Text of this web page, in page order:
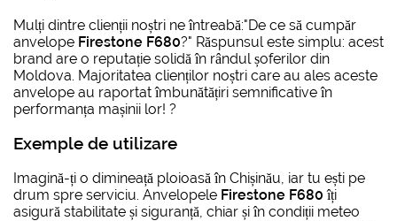
Mulți dintre clienții noștri ne întreabă:"De ce să cumpăr
anvelope Firestone F680?" Răspunsul este simplu: acest
brand are o reputație solidă în rândul șoferilor din
Moldova. Majoritatea clienților noștri care au ales aceste
anvelope au raportat îmbunătățiri semnificative în
performanța mașinii lor! ?
Exemple de utilizare
Imagină-ți o dimineață ploioasă în Chișinău, iar tu ești pe
drum spre serviciu. Anvelopele Firestone F680 îți
asigură stabilitate și siguranță, chiar și în condiții meteo